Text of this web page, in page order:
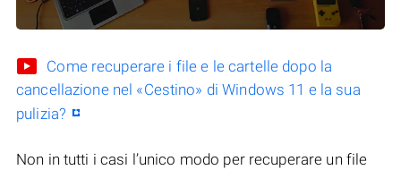
Come recuperare i file e le cartelle dopo la
cancellazione nel «Cestino» di Windows 11 e la sua
pulizia?
Non in tutti i casi l’unico modo per recuperare un file